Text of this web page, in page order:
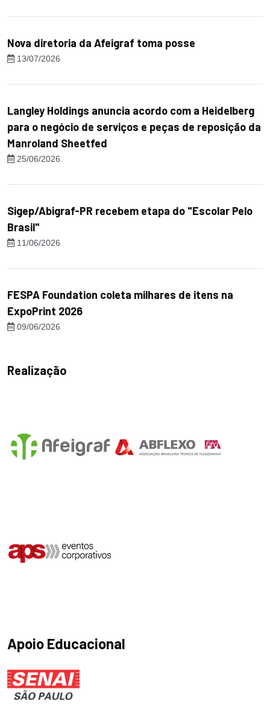
Nova diretoria da Afeigraf toma posse
13/07/2026
Langley Holdings anuncia acordo com a Heidelberg
para o negócio de serviços e peças de reposição da
Manroland Sheetfed
25/06/2026
Sigep/Abigraf-PR recebem etapa do "Escolar Pelo
Brasil"
11/06/2026
FESPA Foundation coleta milhares de itens na
ExpoPrint 2026
09/06/2026
Realização
Apoio Educacional